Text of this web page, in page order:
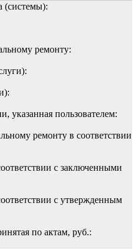
(системы):
ремонту:
указанная пользователем:
ремонту в соответствии
с заключенными
с утвержденным
по актам, руб.: